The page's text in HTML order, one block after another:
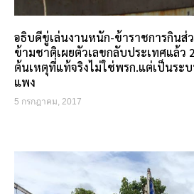
อธิบดีขู่เล่นงานหนัก-ข้าราชการกินส่
ข้ามชาติเผยตัวเลขกลับประเทศแล้ว
ต้นเหตุที่แท้จริงไม่ใช่พรก.แต่เป็นระ
แพง
5 กรกฎาคม, 2017